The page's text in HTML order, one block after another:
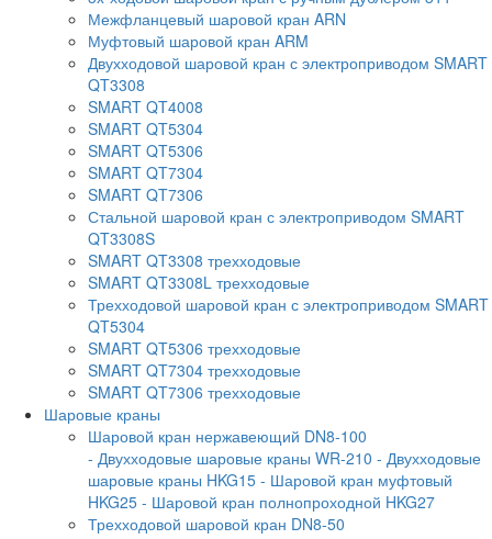
Межфланцевый шаровой кран ARN
Муфтовый шаровой кран ARM
Двухходовой шаровой кран с электроприводом SMART
QT3308
SMART QT4008
SMART QT5304
SMART QT5306
SMART QT7304
SMART QT7306
Стальной шаровой кран с электроприводом SMART
QT3308S
SMART QT3308 трехходовые
SMART QT3308L трехходовые
Трехходовой шаровой кран с электроприводом SMART
QT5304
SMART QT5306 трехходовые
SMART QT7304 трехходовые
SMART QT7306 трехходовые
Шаровые краны
Шаровой кран нержавеющий DN8-100
- Двухходовые шаровые краны WR-210 - Двухходовые
шаровые краны HKG15 - Шаровой кран муфтовый
HKG25 - Шаровой кран полнопроходной HKG27
Трехходовой шаровой кран DN8-50